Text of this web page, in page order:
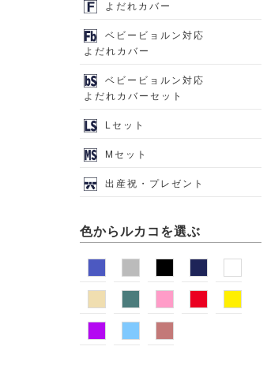
よだれカバー
ベビービョルン対応
よだれカバー
ベビービョルン対応
よだれカバーセット
Lセット
Mセット
出産祝・プレゼント
色からルカコを選ぶ